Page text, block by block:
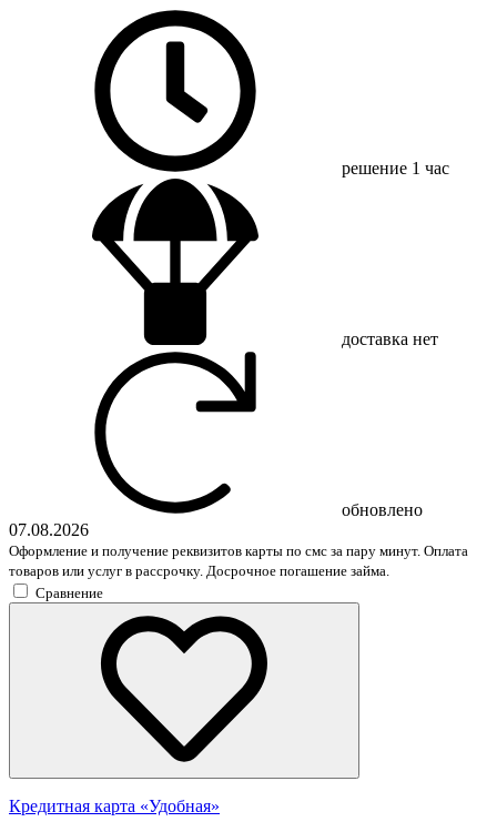
решение 1 час
доставка нет
обновлено
07.08.2026
Оформление и получение реквизитов карты по смс за пару минут. Оплата
товаров или услуг в рассрочку. Досрочное погашение займа.
Сравнение
Кредитная карта «Удобная»